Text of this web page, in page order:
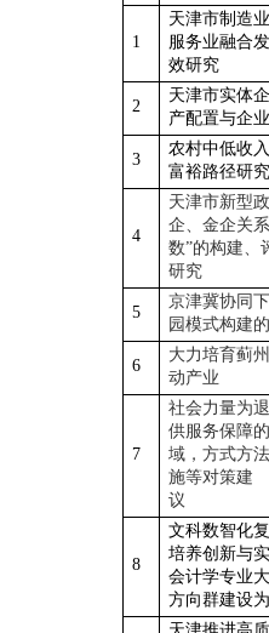
1
天津市制造
服务业融合
效研究
2
天津市实体
产配置与企
3
农村中低收
富裕路径研究
4
天津市新型
企、金企关系
数”的构建、
研究
5
京津冀协同
园模式构建
6
大力培育蓟
动产业
7
社会力量为
供服务保障
域，方式方
施等对策建
议
8
文科数智化
培养创新与
会计学专业
方向群建设